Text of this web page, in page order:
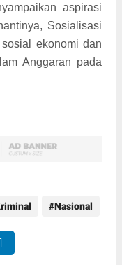
aspirasi
Sosialisasi
ekonomi dan
Anggaran pada
Nasional